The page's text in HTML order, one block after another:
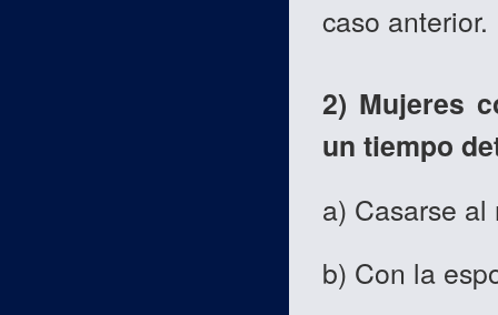
caso anterior.
2) Mujeres
un tiempo
a) Casarse
b) Con la